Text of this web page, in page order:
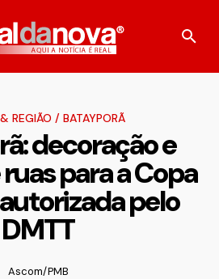
REGIÃO / BATAYPORÃ
decoração e
para a Copa
pelo
DMTT
Ascom/PMB